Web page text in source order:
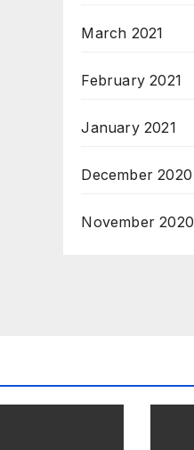
March 2021
February 2021
January 2021
December 2020
November 2020